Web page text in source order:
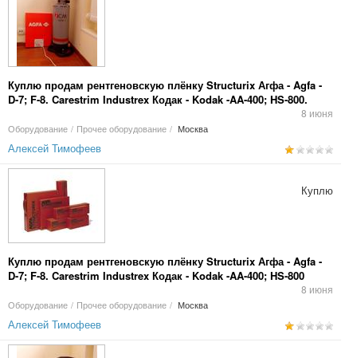
Куплю продам рентгеновскую плёнку Structurix Агфа - Agfa -
D-7; F-8. Carestrim Industrex Кодак - Kodak -AA-400; HS-800.
8 июня
Оборудование / Прочее оборудование / Москва
Алексей Тимофеев
Куплю продам рентгеновскую плёнку Structurix Агфа - Agfa -
D-7; F-8. Carestrim Industrex Кодак - Kodak -AA-400; HS-800
8 июня
Оборудование / Прочее оборудование / Москва
Куплю
Алексей Тимофеев